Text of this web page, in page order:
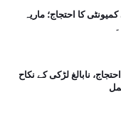
کا احتجاج؛ ماریہ
نابالغ لڑکی کے نکاح